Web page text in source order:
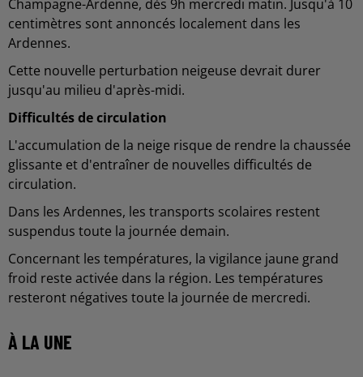
Champagne-Ardenne, dès 9h mercredi matin. Jusqu'à 10
centimètres sont annoncés localement dans les
Ardennes.
Cette nouvelle perturbation neigeuse devrait durer
jusqu'au milieu d'après-midi.
Difficultés de circulation
L'accumulation de la neige risque de rendre la chaussée
glissante et d'entraîner de nouvelles difficultés de
circulation.
Dans les Ardennes, les transports scolaires restent
suspendus toute la journée demain.
Concernant les températures, la vigilance jaune grand
froid reste activée dans la région. Les températures
resteront négatives toute la journée de mercredi.
À LA UNE